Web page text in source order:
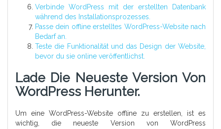
Verbinde WordPress mit der erstellten Datenbank
während des Installationsprozesses.
Passe dein offline erstelltes WordPress-Website nach
Bedarf an.
Teste die Funktionalität und das Design der Website,
bevor du sie online veröffentlichst.
Lade Die Neueste Version Von
WordPress Herunter.
Um eine WordPress-Website offline zu erstellen, ist es
wichtig, die neueste Version von WordPress